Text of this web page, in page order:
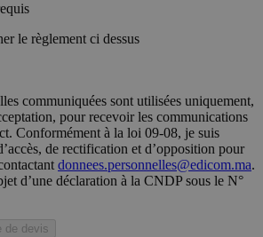
le règlement ci dessus
communiquées sont utilisées uniquement,
pour recevoir les communications
Conformément à la loi 09-08, je suis
de rectification et d’opposition pour
donnees.personnelles@edicom.ma.
d’une déclaration à la CNDP sous le N°
de devis